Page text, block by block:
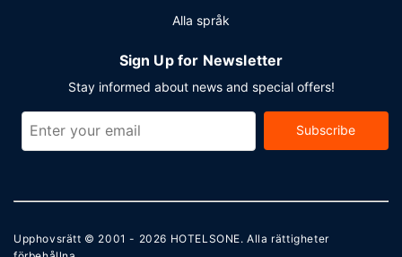
Alla språk
Sign Up for Newsletter
Stay informed about news and special offers!
Subscribe
Upphovsrätt © 2001 - 2026 HOTELSONE. Alla rättigheter